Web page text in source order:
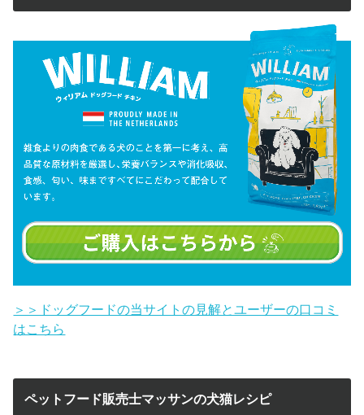
＞＞ドッグフードの当サイトの見解とユーザーの口コミ
はこちら
ペットフード販売士マッサンの犬猫レシピ